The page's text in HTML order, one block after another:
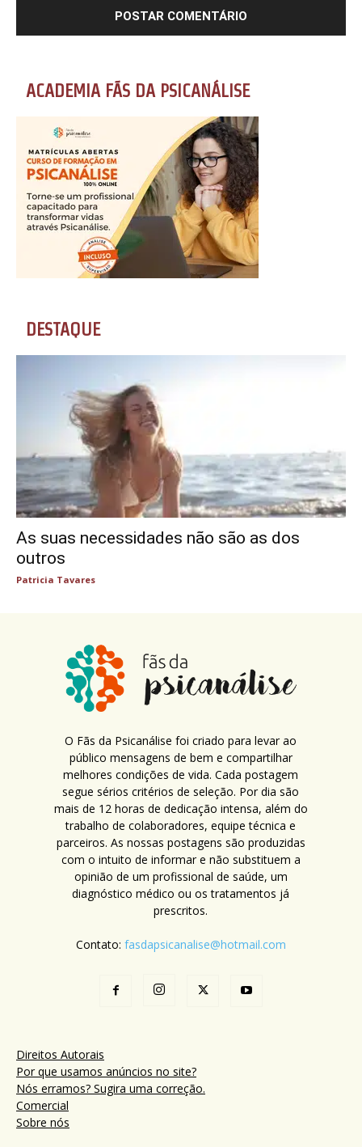
ACADEMIA FÃS DA PSICANÁLISE
DESTAQUE
As suas necessidades não são as dos
outros
Patricia Tavares
O Fãs da Psicanálise foi criado para levar ao
público mensagens de bem e compartilhar
melhores condições de vida. Cada postagem
segue sérios critérios de seleção. Por dia são
mais de 12 horas de dedicação intensa, além do
trabalho de colaboradores, equipe técnica e
parceiros. As nossas postagens são produzidas
com o intuito de informar e não substituem a
opinião de um profissional de saúde, um
diagnóstico médico ou os tratamentos já
prescritos.
Contato: fasdapsicanalise@hotmail.com
Direitos Autorais
Por que usamos anúncios no site?
Nós erramos? Sugira uma correção.
Comercial
Sobre nós